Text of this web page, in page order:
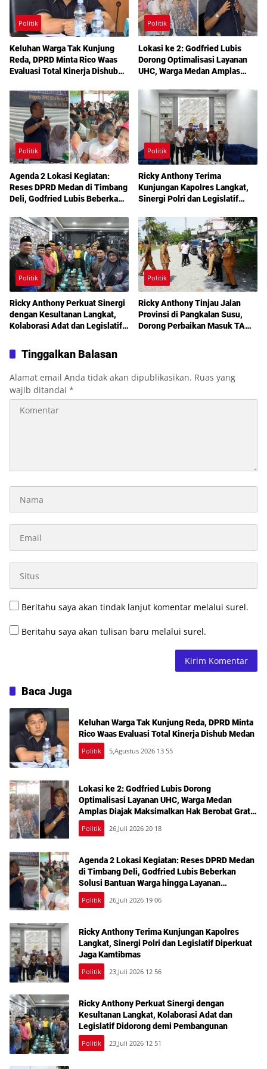
Politik
Keluhan Warga Tak Kunjung
Reda, DPRD Minta Rico Waas
Evaluasi Total Kinerja Dishub
Politik
Lokasi ke 2: Godfried Lubis
Dorong Optimalisasi Layanan
UHC, Warga Medan Amplas
Berobat Gratis Bermodal KTP
Politik
Agenda 2 Lokasi Kegiatan:
Reses DPRD Medan di Timbang
Deli, Godfried Lubis Beberkan
Layanan Kesehatan Gratis
Politik
Ricky Anthony Terima
Kunjungan Kapolres Langkat,
Sinergi Polri dan Legislatif
Politik
Ricky Anthony Perkuat Sinergi
dengan Kesultanan Langkat,
Kolaborasi Adat dan Legislatif
Politik
Ricky Anthony Tinjau Jalan
Provinsi di Pangkalan Susu,
Dorong Perbaikan Masuk TA
Tinggalkan Balasan
Alamat email Anda tidak akan dipublikasikan. Ruas yang
wajib ditandai *
Beritahu saya akan tindak lanjut komentar melalui surel.
Beritahu saya akan tulisan baru melalui surel.
Baca Juga
Keluhan Warga Tak Kunjung Reda, DPRD Minta
Rico Waas Evaluasi Total Kinerja Dishub Medan
Politik 5,Agustus 2026 13 55
Lokasi ke 2: Godfried Lubis Dorong
Optimalisasi Layanan UHC, Warga Medan
Amplas Diajak Maksimalkan Hak Berobat Gratis
Bermodal KTP
Politik 26,Juli 2026 20 18
Agenda 2 Lokasi Kegiatan: Reses DPRD Medan
di Timbang Deli, Godfried Lubis Beberkan
Solusi Bantuan Warga hingga Layanan
Kesehatan Gratis
Politik 26,Juli 2026 19 06
Ricky Anthony Terima Kunjungan Kapolres
Langkat, Sinergi Polri dan Legislatif Diperkuat
Jaga Kamtibmas
Politik 23,Juli 2026 12 56
Ricky Anthony Perkuat Sinergi dengan
Kesultanan Langkat, Kolaborasi Adat dan
Legislatif Didorong demi Pembangunan
Politik 23,Juli 2026 12 51